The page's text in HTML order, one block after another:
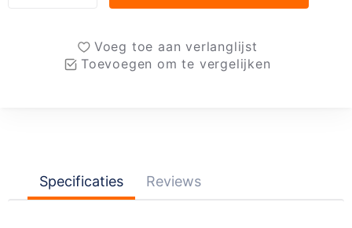
Voeg toe aan verlanglijst
Toevoegen om te vergelijken
Specificaties Reviews